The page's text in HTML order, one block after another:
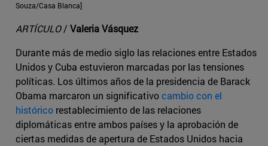
Souza/Casa Blanca]
ARTÍCULO/ Valeria Vásquez
Durante más de medio siglo las relaciones entre Estados
Unidos y Cuba estuvieron marcadas por las tensiones
políticas. Los últimos años de la presidencia de Barack
Obama marcaron un significativocambio con el
histórico restablecimiento de las relaciones
diplomáticas entre ambos países y la aprobación de
ciertas medidas de apertura de Estados Unidos hacia